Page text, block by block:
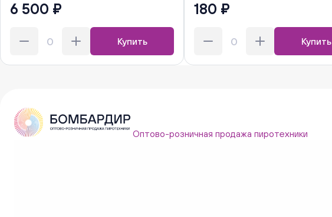
6 500 ₽
Купить
180 ₽
Купить
Оптово-розничная продажа пиротехники